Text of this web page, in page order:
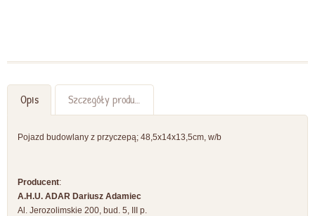
Opis Szczegóły produktu
Pojazd budowlany z przyczepą; 48,5x14x13,5cm, w/b
Producent:
A.H.U. ADAR Dariusz Adamiec
Al. Jerozolimskie 200, bud. 5, III p.